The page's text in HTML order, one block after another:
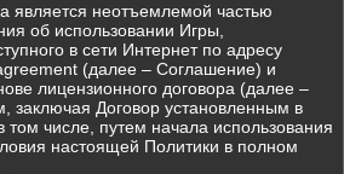
является неотъемлемой частью
об использовании Игры,
в сети Интернет по адресу
(далее – Соглашение) и
лицензионного договора (далее –
заключая Договор установленным в
числе, путем начала использования
настоящей Политики в полном